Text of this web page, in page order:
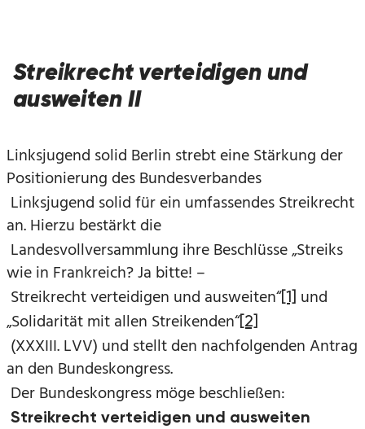
Streikrecht verteidigen und
ausweiten II
Linksjugend solid Berlin strebt eine Stärkung der
Positionierung des Bundesverbandes
Linksjugend solid für ein umfassendes Streikrecht
an. Hierzu bestärkt die
Landesvollversammlung ihre Beschlüsse „Streiks
wie in Frankreich? Ja bitte! –
Streikrecht verteidigen und ausweiten“[1] und
„Solidarität mit allen Streikenden“[2]
(XXXIII. LVV) und stellt den nachfolgenden Antrag
an den Bundeskongress.
Der Bundeskongress möge beschließen:
Streikrecht verteidigen und ausweiten